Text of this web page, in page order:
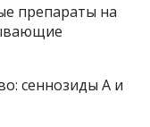
препараты на
сеннозиды А и